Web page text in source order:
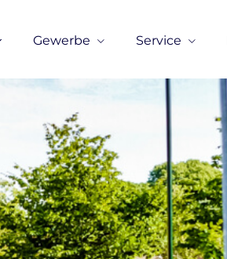
Gewerbe Service